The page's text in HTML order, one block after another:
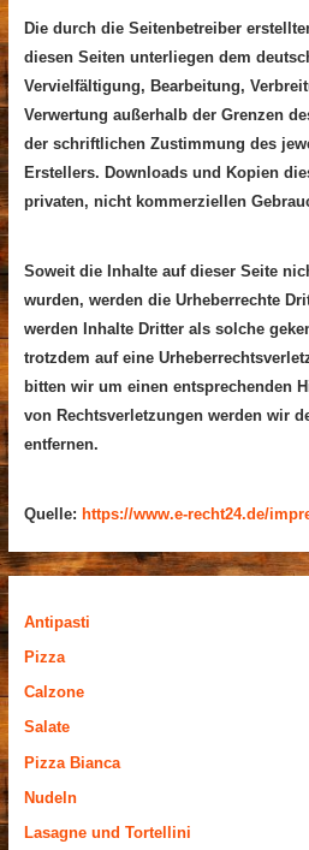
Die durch die Seitenbetreiber
diesen Seiten unterliegen dem
Vervielfältigung, Bearbeitung,
Verwertung außerhalb der Grenzen
der schriftlichen Zustimmung des
Erstellers. Downloads und Kopien
privaten, nicht kommerziellen
Soweit die Inhalte auf dieser Seite
wurden, werden die Urheberrechte
werden Inhalte Dritter als solche
trotzdem auf eine
bitten wir um einen entsprechenden
von Rechtsverletzungen werden wir
entfernen.
Quelle: https://www.e-recht24.de/
Antipasti
Pizza
Calzone
Salate
Pizza Bianca
Nudeln
Lasagne und Tortellini